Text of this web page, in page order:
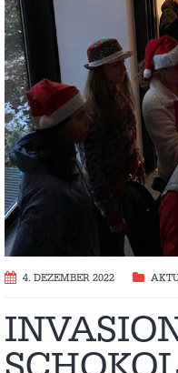
4. DEZEMBER 2022